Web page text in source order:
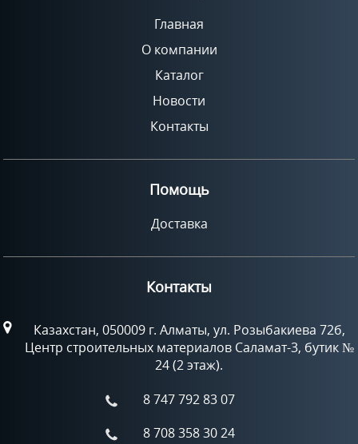
Главная
О компании
Каталог
Новости
Контакты
Помощь
Доставка
Контакты
Казахстан, 050009 г. Алматы, ул. Розыбакиева 72б,
Центр строительных материалов Саламат-3, бутик №
24 (2 этаж).
8 747 792 83 07
8 708 358 30 24